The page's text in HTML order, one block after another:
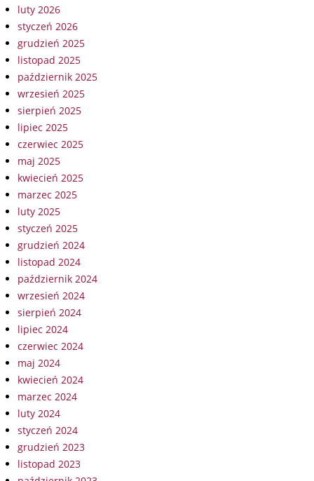
luty 2026
styczeń 2026
grudzień 2025
listopad 2025
październik 2025
wrzesień 2025
sierpień 2025
lipiec 2025
czerwiec 2025
maj 2025
kwiecień 2025
marzec 2025
luty 2025
styczeń 2025
grudzień 2024
listopad 2024
październik 2024
wrzesień 2024
sierpień 2024
lipiec 2024
czerwiec 2024
maj 2024
kwiecień 2024
marzec 2024
luty 2024
styczeń 2024
grudzień 2023
listopad 2023